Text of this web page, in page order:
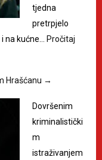
tjedna
pretrpjelo
na kućne… Pročitaj
Hrašćanu →
Dovršenim
kriminalistički
m
istraživanjem